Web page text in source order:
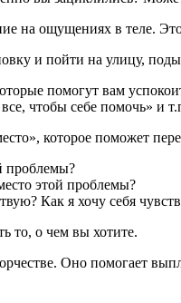
на ощущениях в теле.
и пойти на улицу,
помогут вам
чтобы себе помочь» и
которое поможет
проблемы?
этой проблемы?
Как я хочу себя
то, о чем вы хотите.
Оно помогает